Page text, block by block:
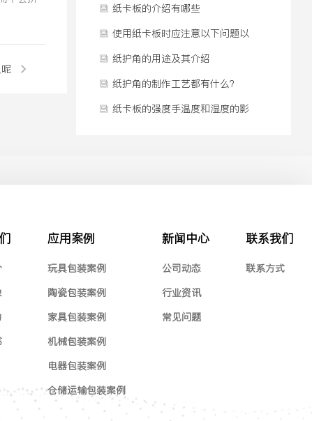
纸卡板的介绍有哪些
使用纸卡板时应注意以下问题以
有效延长其使用
纸护角的用途及其介绍
纸护角的制作工艺都有什么？
纸卡板的强度手温度和湿度的影
应用案例
玩具包装案例
陶瓷包装案例
家具包装案例
机械包装案例
电器包装案例
仓储运输包装案例
新闻中心
公司动态
行业资讯
常见问题
联系我们
联系方式